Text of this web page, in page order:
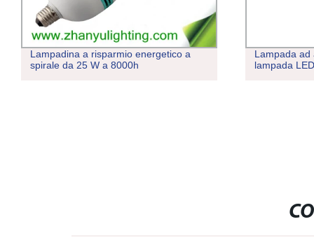
Lampadina a risparmio energetico a
spirale da 25 W a 8000h
Lampada ad
lampada